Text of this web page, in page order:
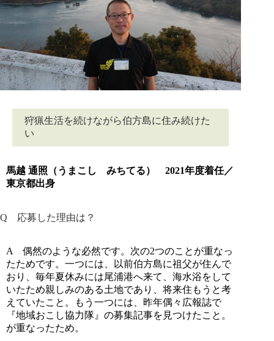
狩猟生活を続けながら伯方島に住み続けた
い
馬越 通照（うまこし みちてる） 2021年度着任／
東京都出身
Q 応募した理由は？
A 偶然のような必然です。次の2つのことが重なっ
たためです。一つには、以前伯方島に祖父が住んで
おり、毎年夏休みには尾浦港へ来て、海水浴をして
いたため親しみのある土地であり、将来住もうと考
えていたこと。もう一つには、昨年偶々広報誌で
『地域おこし協力隊』の募集記事を見つけたこと。
が重なったため。